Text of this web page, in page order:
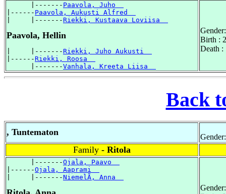
      |-------
Paavola, Juho
|------ Paavola, Aukusti Alfred
|     |-------Riekki, Kustaava Loviisa
Paavola, Hellin
|     |-------Riekki, Juho Aukusti
|------Riekki, Roosa
      |-------
Vanhala, Kreeta Liisa
Birth :
Death :
Back
, Tuntematon
Family - Ritola
      |-------
Ojala, Paavo
|------Ojala, Aaprami
|     |-------NiemelÃ, Anna